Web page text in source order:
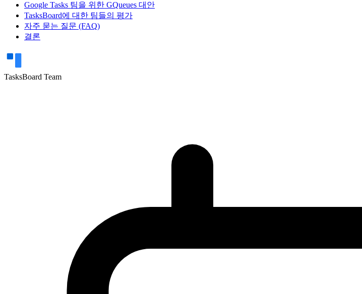
Google Tasks 팀을 위한 GQueues 대안
TasksBoard에 대한 팀들의 평가
자주 묻는 질문 (FAQ)
결론
TasksBoard Team